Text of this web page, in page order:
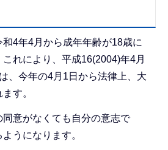
4年4月から成年年齢が18歳に
れにより、平成16(2004)年4月
、今年の4月1日から法律上、大
す。
同意がなくても自分の意志で
うになります。